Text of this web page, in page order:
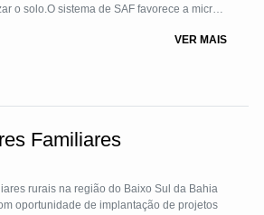
o solo.O sistema de SAF favorece a micro
VER MAIS
Familiares
rurais na região do Baixo Sul da Bahia
oportunidade de implantação de projetos